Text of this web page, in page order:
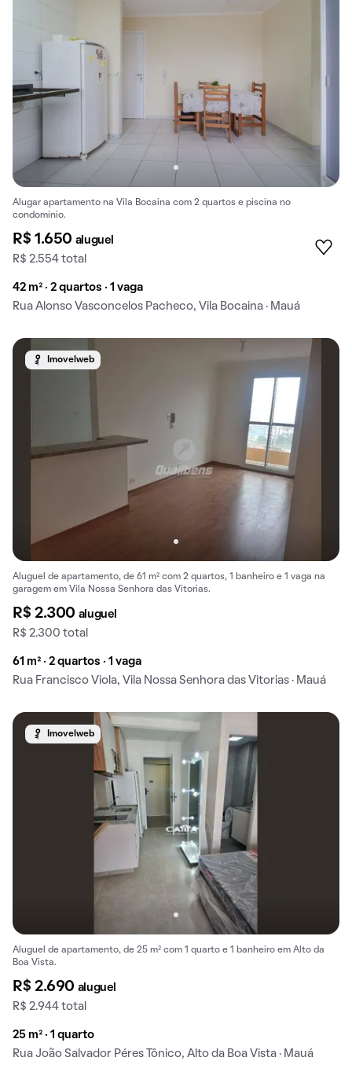
Alugar apartamento na Vila Bocaina com 2 quartos e piscina no
condomínio.
R$ 1.650 aluguel
R$ 2.554 total
42 m² · 2 quartos · 1 vaga
Rua Alonso Vasconcelos Pacheco, Vila Bocaina · Mauá
Imovelweb
Aluguel de apartamento, de 61 m² com 2 quartos, 1 banheiro e 1 vaga na
garagem em Vila Nossa Senhora das Vitorias.
R$ 2.300 aluguel
R$ 2.300 total
61 m² · 2 quartos · 1 vaga
Rua Francisco Viola, Vila Nossa Senhora das Vitorias · Mauá
Imovelweb
Aluguel de apartamento, de 25 m² com 1 quarto e 1 banheiro em Alto da
Boa Vista.
R$ 2.690 aluguel
R$ 2.944 total
25 m² · 1 quarto
Rua João Salvador Péres Tônico, Alto da Boa Vista · Mauá